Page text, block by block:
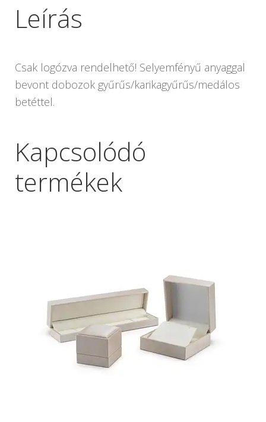
Leírás
Csak logózva rendelhető! Selyemfényű anyaggal
bevont dobozok gyűrűs/karikagyűrűs/medálos
betéttel.
Kapcsolódó
termékek